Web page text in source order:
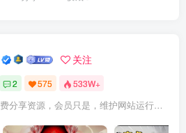
关注
2 575 533W+
B站up，免费分享资源，会员只是，维护网站运行，会员权利为可以支持本地下载，更多内容，敬请期待！